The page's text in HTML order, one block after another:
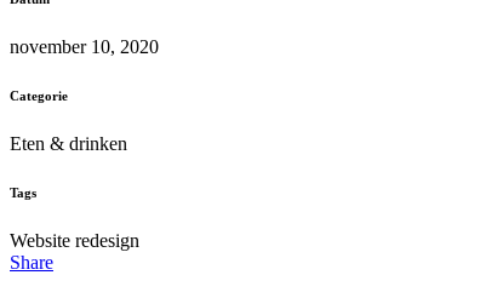
november 10, 2020
Categorie
Eten & drinken
Tags
Website redesign
Share